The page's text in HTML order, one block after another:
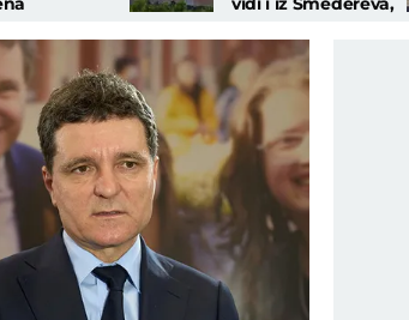
ovakvu katastrofu